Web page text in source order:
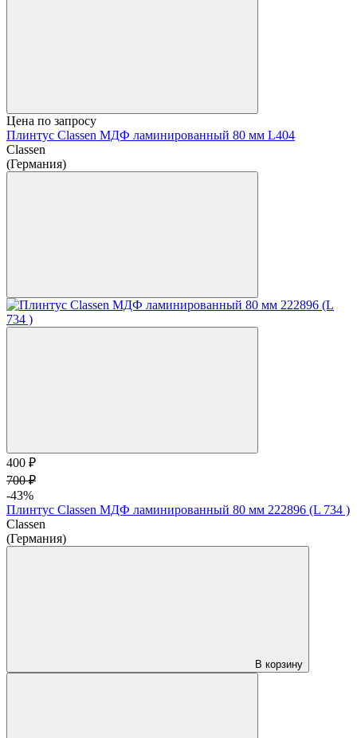
Цена по запросу
Плинтус Classen МДФ ламинированный 80 мм L404
Classen
(Германия)
400 ₽
700 ₽
-43%
Плинтус Classen МДФ ламинированный 80 мм 222896 (L 734 )
Classen
(Германия)
В корзину